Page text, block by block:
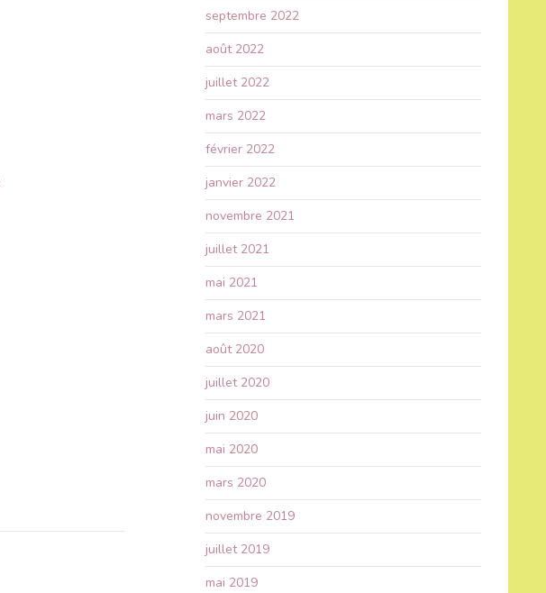
septembre 2022
août 2022
juillet 2022
mars 2022
février 2022
janvier 2022
novembre 2021
juillet 2021
mai 2021
mars 2021
août 2020
juillet 2020
juin 2020
mai 2020
mars 2020
novembre 2019
juillet 2019
mai 2019